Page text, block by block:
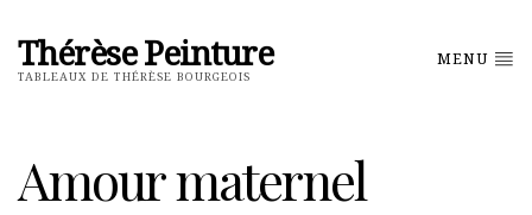
Thérèse Peinture
TABLEAUX DE THÉRÈSE BOURGEOIS
MENU
Amour maternel